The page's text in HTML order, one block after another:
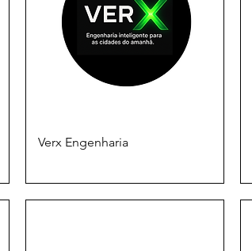
Verx Engenharia